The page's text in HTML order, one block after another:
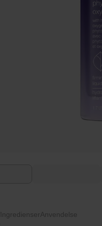
Ingredienser Anvendelse